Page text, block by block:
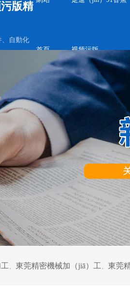
版精
、自動化
首頁 视频污版
、 東莞精密機械加（jiā）工 、 東莞